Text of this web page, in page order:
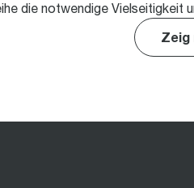
die notwendige Vielseitigkeit
Zeig